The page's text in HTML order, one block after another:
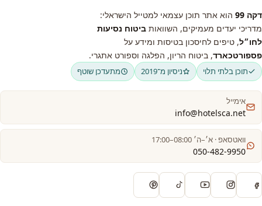
דקה 99
הוא אתר תוכן עצמאי למטייל הישראלי:
מדריכי יעדים מעמיקים, השוואות ביטוח נסיעות
לחו״ל, טיפים לחיסכון בטיסות ומידע על
פספורטכארד, ביטוח הריון, הפלגה וספורט אתגרי.
תוכן בלתי תלוי ניסיון מ־2019 מתעדכן שוטף
אימייל
info@hotelsca.net
וואטסאפ · א׳–ה׳ 08:00–17:00
050-482-9950